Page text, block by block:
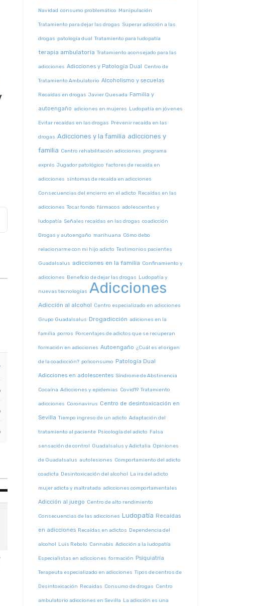
Navidad consumo problemático Manipulación
Tratamiento para dejar las drogas Superar adicción a las
drogas patología dual Tratamiento para ludopatía
terapia ambulatoria Tratamiento aconsejado para las
adicciones Adicciones y Patología Dual Centro de
Tratamiento Ambulatorio Alcoholismo y secuelas
Recaídas en drogas Javier Quesada Familia y
autoengaño adiciones en mujeres Ludopatía en jóvenes
Evitar recaídas en las drogas Prevenir recaída en las
drogas Adicciones y la familia adicciones y
familia Centro rehabilitación adicciones programa
exprés Jugador patológico factores de recaída en
adicciones síntomas de recaída en adicciones
Consecuencias del encierro en el adicto Recaídas en las
adicciones Tocar fondo fármacos adolescentes y
ludopatía Señales recaídas en las drogas coadicción
Drogas y autoengaño marihuana Cómo debo
relacionarme con mi hijo adicto Testimonios pacientes
Guadalsalus adicciones en la familia Confinamiento y
adicciones Beneficio de dejar las drogas Ludopatía y
nuevas tecnologías Adicciones
Adicción al alcohol Centro especializado en adicciones
Grupo Guadalsalus Drogadicción adiciones en la
familia porros Porcentajes de adictos que se recuperan
formación en adicciones Autoengaño ¿Cuál es el origen
de la coadicción? policonsumo Patología Dual
Adicciones en adolescentes Síndrome de Abstinencia
Cocaína Adicciones y epidemias Covid19 Tratamiento
adicciones Coronavirus Centro de desintoxicación en
Sevilla Tiempo ingreso de un adicto Adaptación del
tratamiento al paciente Psicología del adicto Falsa
sensación de control Guadalsalus y Adictalia Opiniones
de Guadalsalus autolesiones Comportamiento del adicto
coadicta Desintoxicación del alcohol La ira del adicto
mujer adicta y maltratada adicciones comportamentales
Adicción al juego Centro de alto rendimiento
Consecuencias de las adicciones Ludopatía Recaídas
en adicciones Recaídas en adictos Dependencia del
alcohol Luis Rebolo Cannabis Adicción a la ludopatía
Especialistas en adicciones formación Psiquiatría
Terapeuta especializado en adicciones Tipos de centros de
Desintoxicación Recaidas Consumo de drogas Centro
ambulatorio adicciones en Sevilla La adicción es una